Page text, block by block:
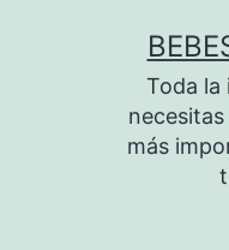
Toda la
más